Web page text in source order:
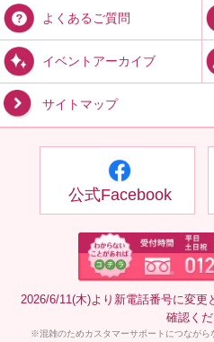
よくあるご質問
イベントアーカイブ
サイトマップ
公式Facebook
2026/6/11(木)より新電話番号に変更
確認く
※混雑のためカスタマーサポートにつなが